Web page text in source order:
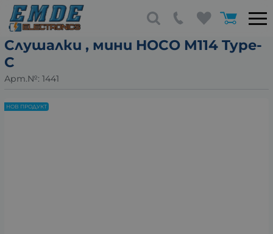
Слушалки , мини HOCO M114 Type-
C
Арт.№: 1441
НОВ ПРОДУКТ